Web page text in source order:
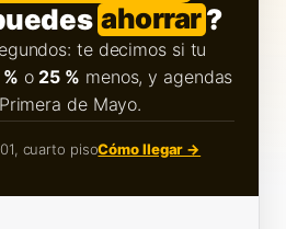
ahorrar?
te decimos si tu
o 25 % menos, y agendas
de Mayo.
cuarto pisoCómo llegar →